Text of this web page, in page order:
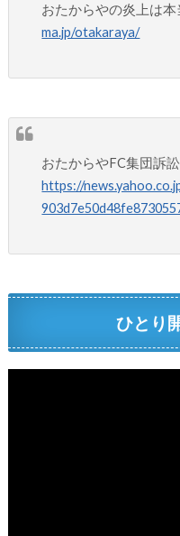
おたからやの炎上は本
ma.jp/otakaraya/
おたからやFC集団訴訟
https://
ひとり